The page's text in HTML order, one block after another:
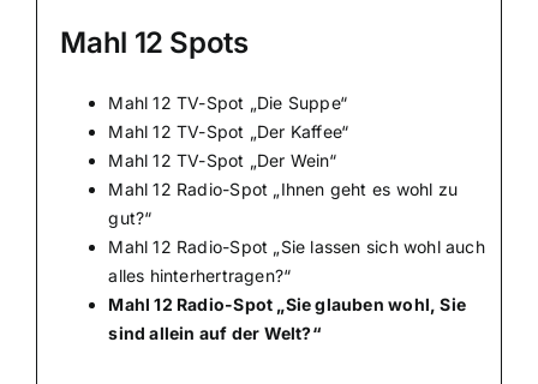
Mahl 12 Spots
Mahl 12 TV-Spot „Die Suppe“
Mahl 12 TV-Spot „Der Kaffee“
Mahl 12 TV-Spot „Der Wein“
Mahl 12 Radio-Spot „Ihnen geht es wohl zu
gut?“
Mahl 12 Radio-Spot „Sie lassen sich wohl auch
alles hinterhertragen?“
Mahl 12 Radio-Spot „Sie glauben wohl, Sie
sind allein auf der Welt?“